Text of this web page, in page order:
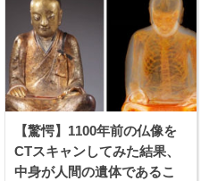
【驚愕】1100年前の仏像を
CTスキャンしてみた結果、
中身が人間の遺体であるこ